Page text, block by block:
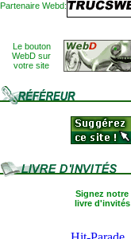
Partenaire Webd:
Le bouton
WebD sur
votre site
Signez notre
livre d'invités